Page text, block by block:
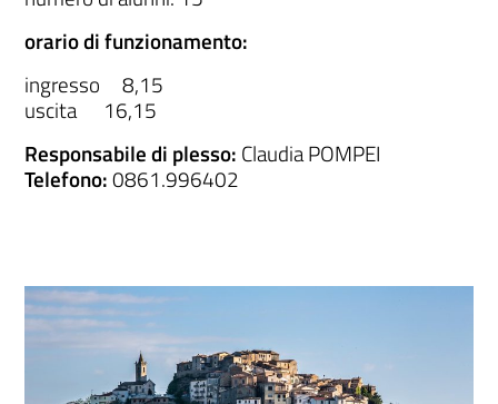
orario di funzionamento:
ingresso 8,15
uscita 16,15
Responsabile di plesso: Claudia POMPEI
Telefono:0861.996402